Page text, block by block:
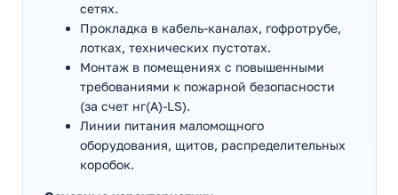
сетях.
Прокладка в кабель-каналах, гофротрубе,
лотках, технических пустотах.
Монтаж в помещениях с повышенными
требованиями к пожарной безопасности
(за счет нг(А)-LS).
Линии питания маломощного
оборудования, щитов, распределительных
коробок.